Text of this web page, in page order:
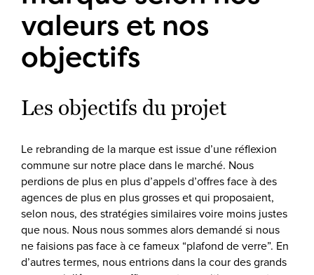
valeurs et nos
objectifs
Les objectifs du projet
Le rebranding de la marque est issue d’une réflexion
commune sur notre place dans le marché. Nous
perdions de plus en plus d’appels d’offres face à des
agences de plus en plus grosses et qui proposaient,
selon nous, des stratégies similaires voire moins justes
que nous. Nous nous sommes alors demandé si nous
ne faisions pas face à ce fameux “plafond de verre”. En
d’autres termes, nous entrions dans la cour des grands